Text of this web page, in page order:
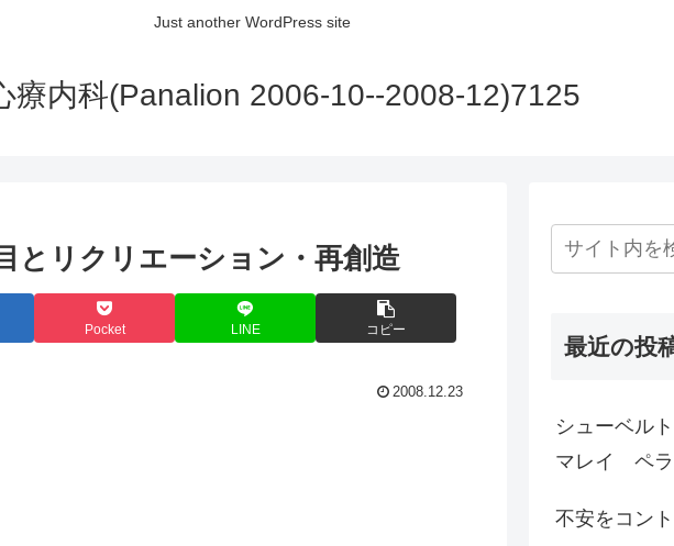
Just another WordPress site
療内科(Panalion 2006-10--2008-12)7125
とリクリエーション・再創造
Pocket LINE コピー
2008.12.23
最近の投
シューベ
マレイ ペラ
不安をコン